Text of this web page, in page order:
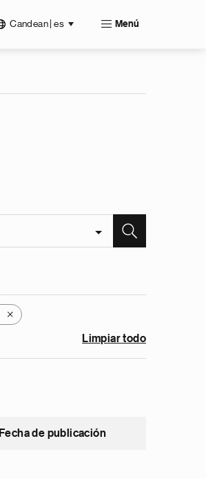
Candean | es Menú
X
Limpiar todo
Fecha de publicación